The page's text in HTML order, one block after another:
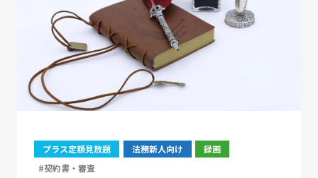
プラス定額見放題 法務新人向け
録画
#契約書・審査